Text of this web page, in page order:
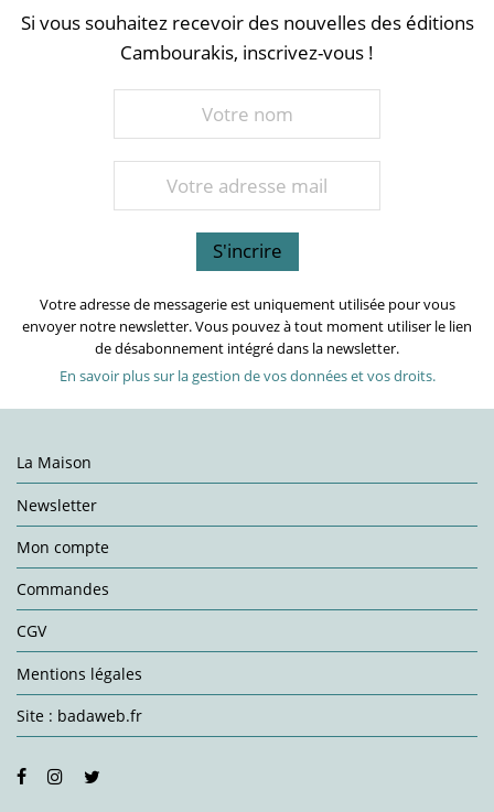
Si vous souhaitez recevoir des nouvelles des éditions
Cambourakis, inscrivez-vous !
Votre adresse de messagerie est uniquement utilisée pour vous
envoyer notre newsletter. Vous pouvez à tout moment utiliser le lien
de désabonnement intégré dans la newsletter.
En savoir plus sur la gestion de vos données et vos droits.
La Maison
Newsletter
Mon compte
Commandes
CGV
Mentions légales
Site : badaweb.fr